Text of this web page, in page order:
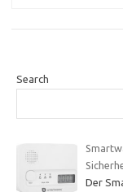
Search
Der